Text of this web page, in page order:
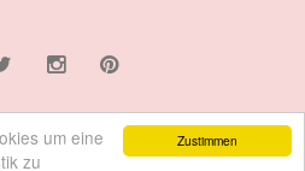
Zustimmen
um eine
zu
Lila van Meer